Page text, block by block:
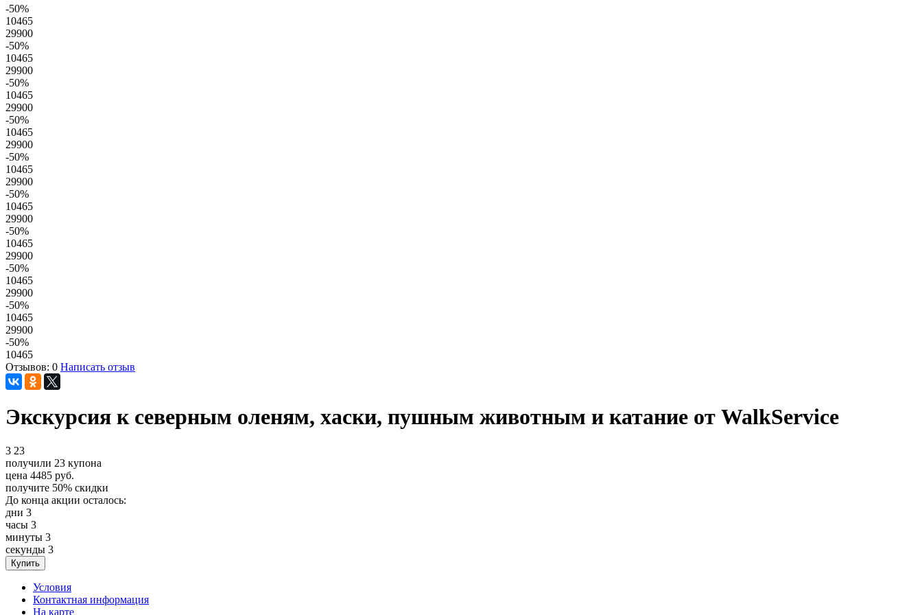
-50%
10465
29900
-50%
10465
29900
-50%
10465
29900
-50%
10465
29900
-50%
10465
29900
-50%
10465
29900
-50%
10465
29900
-50%
10465
29900
-50%
10465
29900
-50%
10465
Отзывов: 0 Написать отзыв
Экскурсия к северным оленям, хаски, пушным животным и катание от WalkService
3 23
получили 23 купона
цена 4485 руб.
получите 50% скидки
До конца акции осталось:
дни 3
часы 3
минуты 3
секунды 3
Условия
Контактная информация
На карте